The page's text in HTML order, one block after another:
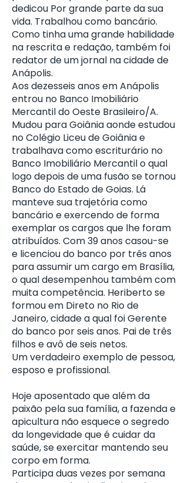
dedicou Por grande parte da sua
vida. Trabalhou como bancário.
Como tinha uma grande habilidade
na rescrita e redação, também foi
redator de um jornal na cidade de
Anápolis.
Aos dezesseis anos em Anápolis
entrou no Banco Imobiliário
Mercantil do Oeste Brasileiro/A.
Mudou para Goiânia aonde estudou
no Colégio Liceu de Goiânia e
trabalhava como escriturário no
Banco Imobiliário Mercantil o qual
logo depois de uma fusão se tornou
Banco do Estado de Goias. Lá
manteve sua trajetória como
bancário e exercendo de forma
exemplar os cargos que lhe foram
atribuídos. Com 39 anos casou-se
e licenciou do banco por três anos
para assumir um cargo em Brasília,
o qual desempenhou também com
muita competência. Heriberto se
formou em Direto no Rio de
Janeiro, cidade a qual foi Gerente
do banco por seis anos. Pai de três
filhos e avô de seis netos.
Um verdadeiro exemplo de pessoa,
esposo e profissional.
Hoje aposentado que além da
paixão pela sua família, a fazenda e
apicultura não esquece o segredo
da longevidade que é cuidar da
saúde, se exercitar mantendo seu
corpo em forma.
Participa duas vezes por semana